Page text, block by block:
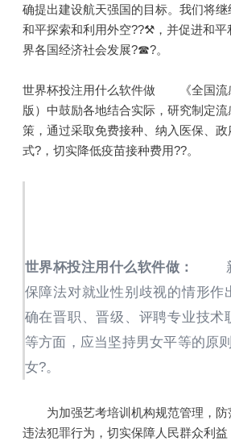
确提出建设航天强国的目标。我们将
和平探索和利用外空??⚒，并促进和平
界各国经济社会发展?☎?。
世界杯投注用什么软件做 《全国流
版）中鼓励各地结合实际，研究制定
策，通过采取免费接种、纳入医保、
式?，切实降低疫苗接种费用??。
世界杯投注用什么软件做：
新
保障法对就业性别歧视的情形作
确在晋职、晋级、评聘专业技术
等方面，应当坚持男女平等的原
女?。
为加强艺考培训机构规范管理，防
违法犯罪行为，切实保障人民群众利